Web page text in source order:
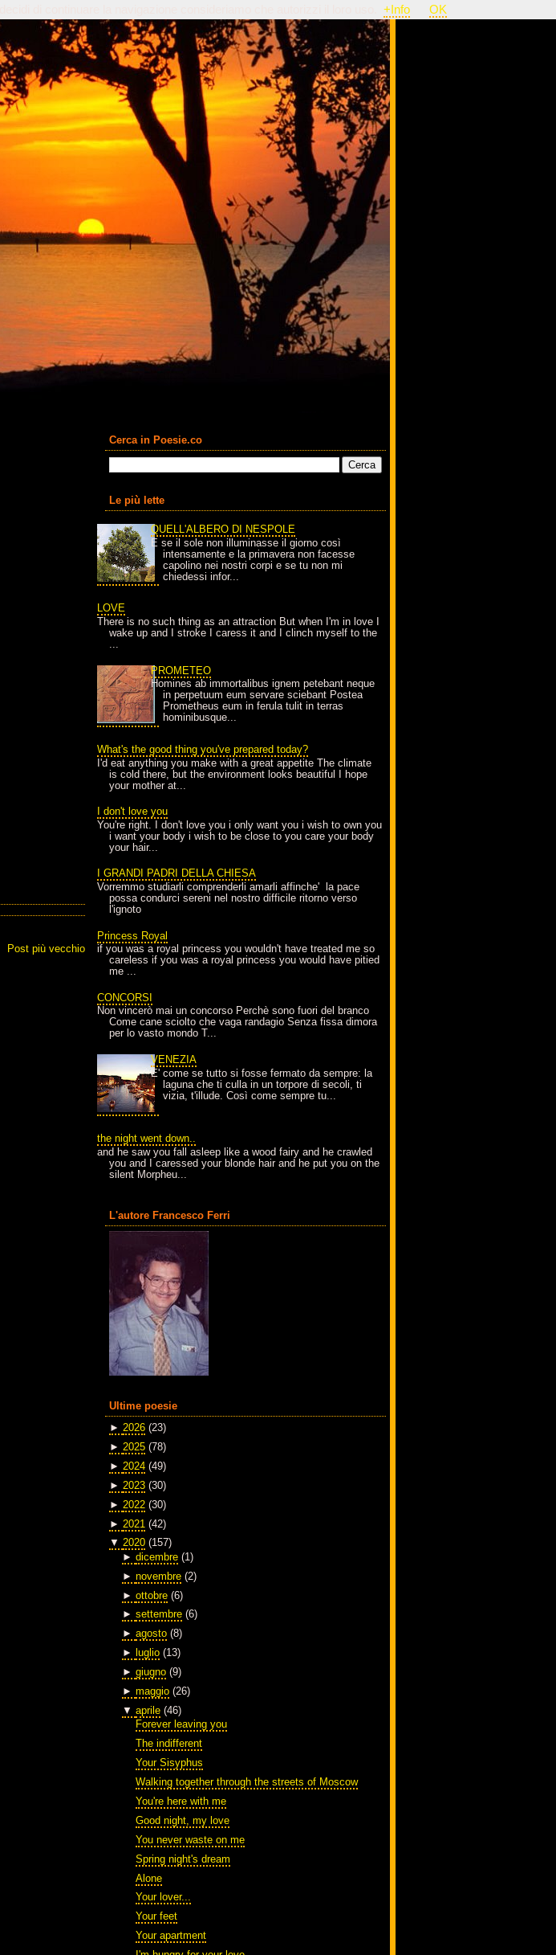
Post più vecchio
Cerca in Poesie.co
Le più lette
QUELL'ALBERO DI NESPOLE
E se il sole non illuminasse il giorno così
intensamente e la primavera non facesse
capolino nei nostri corpi e se tu non mi
chiedessi infor...
LOVE
There is no such thing as an attraction But when I'm in love I
wake up and I stroke I caress it and I clinch myself to the
...
PROMETEO
Homines ab immortalibus ignem petebant neque
in perpetuum eum servare sciebant Postea
Prometheus eum in ferula tulit in terras
hominibusque...
What's the good thing you've prepared today?
I'd eat anything you make with a great appetite The climate
is cold there, but the environment looks beautiful I hope
your mother at...
I don't love you
You're right. I don't love you i only want you i wish to own you
i want your body i wish to be close to you care your body
your hair...
I GRANDI PADRI DELLA CHIESA
Vorremmo studiarli comprenderli amarli affinche' la pace
possa condurci sereni nel nostro difficile ritorno verso
l'ignoto
Princess Royal
if you was a royal princess you wouldn't have treated me so
careless if you was a royal princess you would have pitied
me ...
CONCORSI
Non vincerò mai un concorso Perchè sono fuori del branco
Come cane sciolto che vaga randagio Senza fissa dimora
per lo vasto mondo T...
VENEZIA
E' come se tutto si fosse fermato da sempre: la
laguna che ti culla in un torpore di secoli, ti
vizia, t'illude. Così come sempre tu...
the night went down..
and he saw you fall asleep like a wood fairy and he crawled
you and I caressed your blonde hair and he put you on the
silent Morpheu...
L'autore Francesco Ferri
Ultime poesie
► 2026 (23)
► 2025 (78)
► 2024 (49)
► 2023 (30)
► 2022 (30)
► 2021 (42)
▼ 2020 (157)
► dicembre (1)
► novembre (2)
► ottobre (6)
► settembre (6)
► agosto (8)
►
luglio (13)
► giugno (9)
► maggio (26)
▼ aprile (46)
Forever leaving you
The indifferent
Your Sisyphus
Walking together through the streets of Moscow
You're here with me
Good night, my love
You never waste on me
Spring night's dream
Alone
Your lover...
Your feet
Your apartment
+Info OK